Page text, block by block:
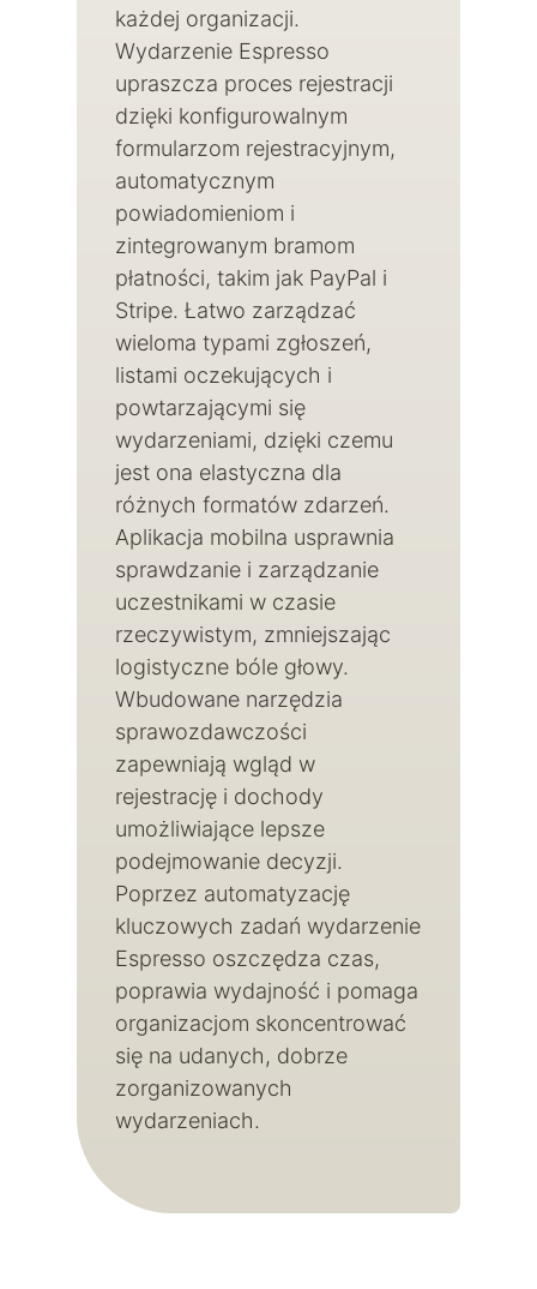
każdej organizacji.
Wydarzenie Espresso
upraszcza proces rejestracji
dzięki konfigurowalnym
formularzom rejestracyjnym,
automatycznym
powiadomieniom i
zintegrowanym bramom
płatności, takim jak PayPal i
Stripe. Łatwo zarządzać
wieloma typami zgłoszeń,
listami oczekujących i
powtarzającymi się
wydarzeniami, dzięki czemu
jest ona elastyczna dla
różnych formatów zdarzeń.
Aplikacja mobilna usprawnia
sprawdzanie i zarządzanie
uczestnikami w czasie
rzeczywistym, zmniejszając
logistyczne bóle głowy.
Wbudowane narzędzia
sprawozdawczości
zapewniają wgląd w
rejestrację i dochody
umożliwiające lepsze
podejmowanie decyzji.
Poprzez automatyzację
kluczowych zadań wydarzenie
Espresso oszczędza czas,
poprawia wydajność i pomaga
organizacjom skoncentrować
się na udanych, dobrze
zorganizowanych
wydarzeniach.